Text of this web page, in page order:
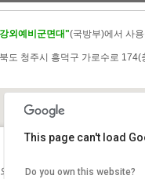
외예비군면대"(국방부)에서 사
도 청주시 흥덕구 가로수로
예비군면대
This page can't load
Do you own this website?